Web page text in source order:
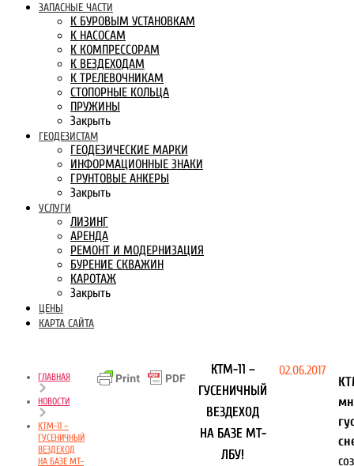
ЗАПАСНЫЕ ЧАСТИ
К БУРОВЫМ УСТАНОВКАМ
К НАСОСАМ
К КОМПРЕССОРАМ
К ВЕЗДЕХОДАМ
К ТРЕЛЕВОЧНИКАМ
СТОПОРНЫЕ КОЛЬЦА
ПРУЖИНЫ
Закрыть
ГЕОДЕЗИСТАМ
ГЕОДЕЗИЧЕСКИЕ МАРКИ
ИНФОРМАЦИОННЫЕ ЗНАКИ
ГРУНТОВЫЕ АНКЕРЫ
Закрыть
УСЛУГИ
ЛИЗИНГ
АРЕНДА
РЕМОНТ И МОДЕРНИЗАЦИЯ
БУРЕНИЕ СКВАЖИН
КАРОТАЖ
Закрыть
ЦЕНЫ
КАРТА САЙТА
ГЛАВНАЯ
НОВОСТИ
КТМ-11 –
ГУСЕНИЧНЫЙ
ВЕЗДЕХОД
НА БАЗЕ МТ-
КТМ-11 –
ГУСЕНИЧНЫЙ
ВЕЗДЕХОД
НА БАЗЕ МТ-
ЛБУ!
02.06.2017